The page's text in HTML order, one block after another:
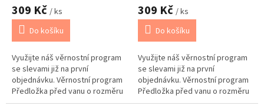
309 Kč / ks
Do košíku
Využijte náš věrnostní program
se slevami již na první
objednávku. Věrnostní program
Předložka před vanu o rozměru
60x100cm. Možno barevně
309 Kč / ks
Do košíku
Využijte náš věrnostní program
se slevami již na první
objednávku. Věrnostní program
Předložka před vanu o rozměru
60x100cm. Možno barevně